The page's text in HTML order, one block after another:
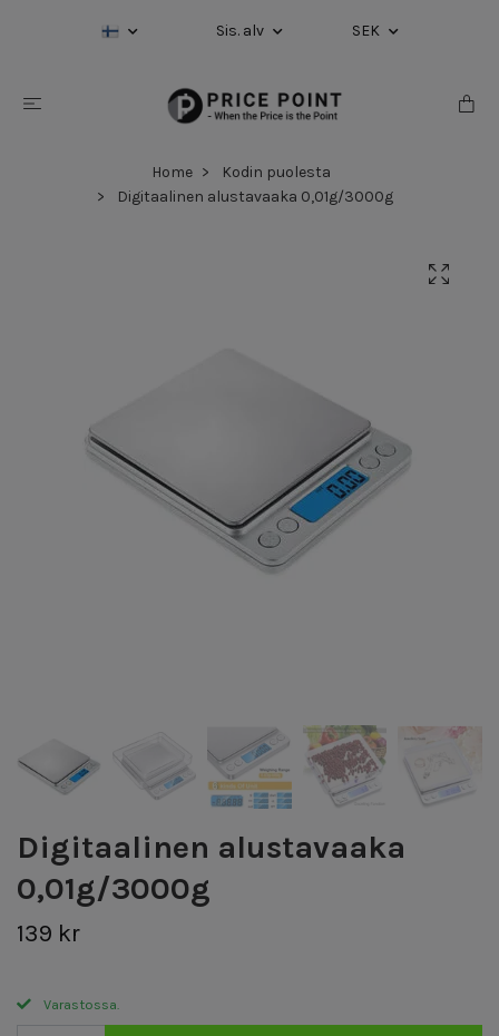
Sis. alv SEK
Home
Kodin puolesta
Digitaalinen alustavaaka 0,01g/3000g
Digitaalinen alustavaaka
0,01g/3000g
139 kr
Varastossa.